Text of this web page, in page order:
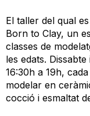
El taller del qual
Born to Clay, un
classes de
les edats.
16:30h a 19h,
modelar en
cocció i esmaltat